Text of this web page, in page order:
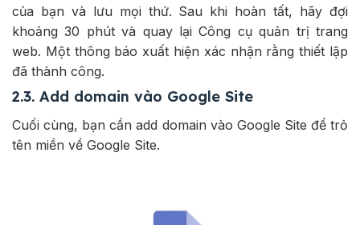
của bạn và lưu mọi thứ. Sau khi hoàn tất, hãy đợi
khoảng 30 phút và quay lại Công cụ quản trị trang
web. Một thông báo xuất hiện xác nhận rằng thiết lập
đã thành công.
2.3. Add domain vào Google Site
Cuối cùng, bạn cần add domain vào Google Site để trỏ
tên miền về Google Site.